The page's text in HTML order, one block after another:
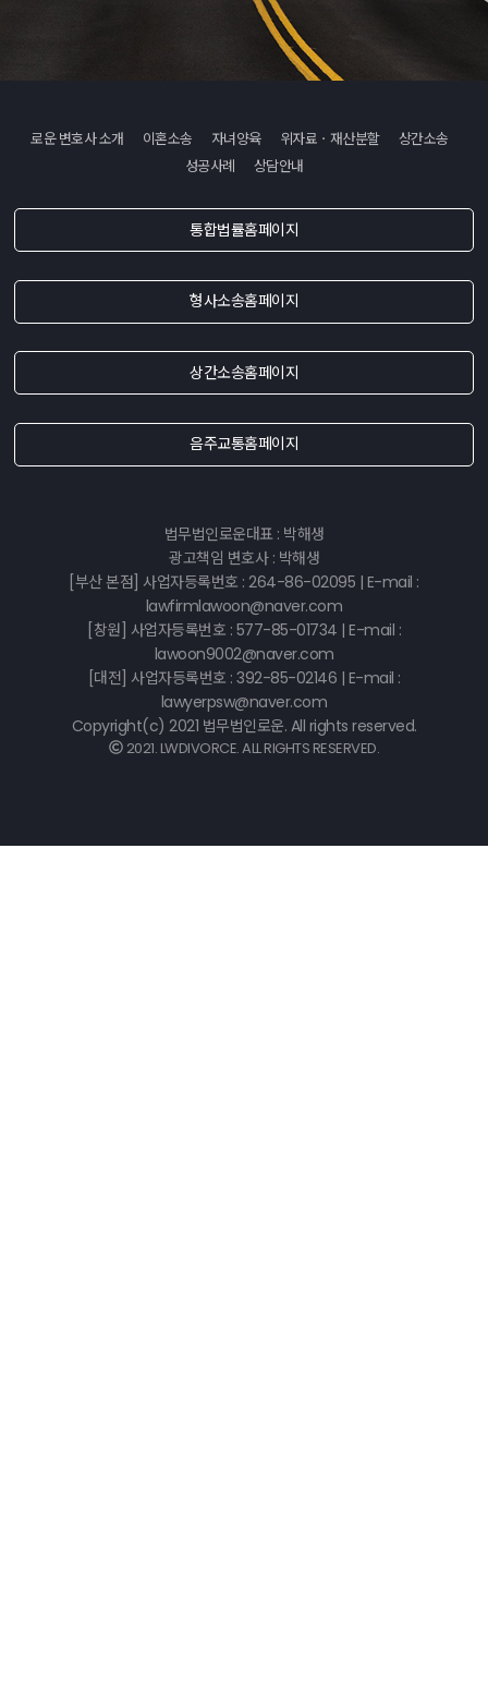
로운 변호사 소개 이혼소송 자녀양육 위자료ㆍ재산분할
상간소송
성공사례
상담안내
통합법률홈페이지
형사소송홈페이지
상간소송홈페이지
음주교통홈페이지
법무법인로운대표 : 박해생
광고책임 변호사 : 박해생
[부산 본점] 사업자등록번호 : 264-86-02095 | E-mail :
lawfirmlawoon@naver.com
[창원] 사업자등록번호 : 577-85-01734 | E-mail :
lawoon9002@naver.com
[대전] 사업자등록번호 : 392-85-02146 | E-mail :
lawyerpsw@naver.com
Copyright(c) 2021 법무법인로운. All rights reserved.
2021. LWDIVORCE. ALL RIGHTS RESERVED.